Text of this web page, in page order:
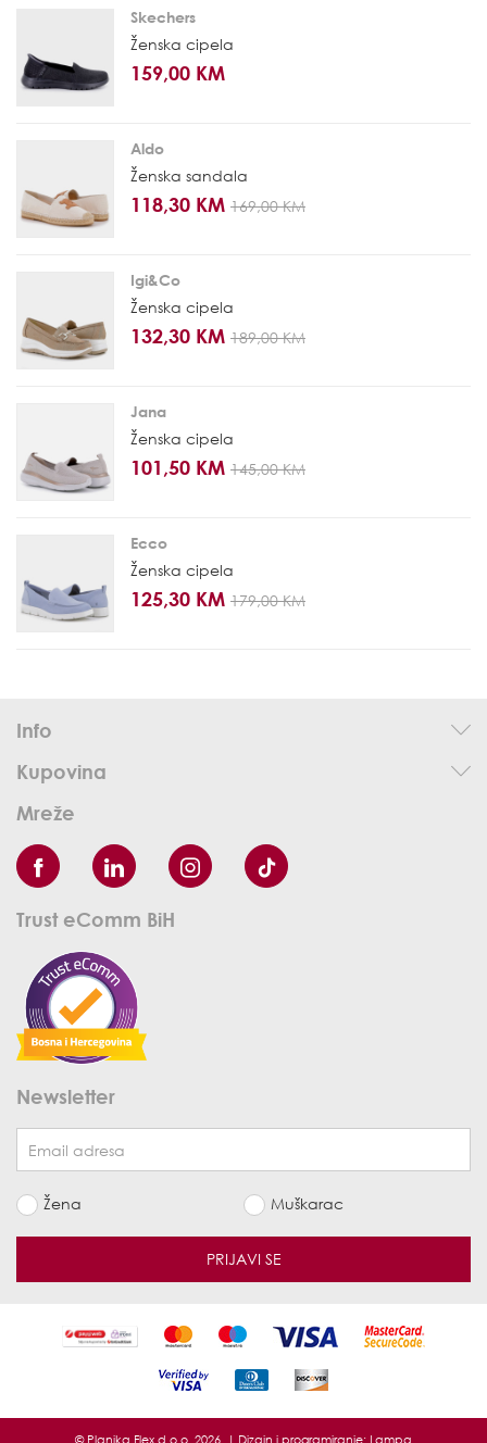
Skechers
Ženska cipela
159,00 KM
Aldo
Ženska sandala
118,30 KM 169,00 KM
Igi&Co
Ženska cipela
132,30 KM 189,00 KM
Jana
Ženska cipela
101,50 KM 145,00 KM
Ecco
Ženska cipela
125,30 KM 179,00 KM
Info
Kupovina
Mreže
Trust eComm BiH
Newsletter
Žena Muškarac
PRIJAVI SE
© Planika Flex d.o.o. 2026. | Dizajn i programiranje: Lampa